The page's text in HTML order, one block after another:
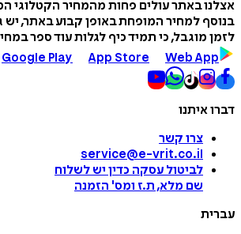
אצלנו באתר עולים פחות מהמחיר הקטלוגי
בנוסף למחיר המופחת באופן קבוע באתר, יש
לזמן מוגבל, כי תמיד כיף לגלות עוד ספר
Google Play
App Store Web App
דברו איתנו
צרו קשר
service@e-vrit.co.il
לביטול עסקה כדין יש לשלוח
שם מלא, ת.ז ומס' הזמנה
עברית